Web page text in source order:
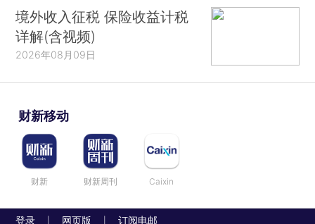
境外收入征税 保险收益计税
详解(含视频)
2026年08月09日
财新移动
财新 财新周刊 Caixin
登录 网页版 订阅电邮